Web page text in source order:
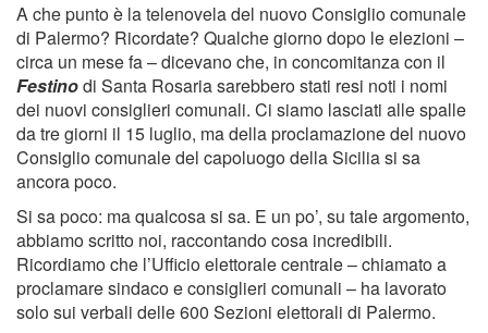
A che punto è la telenovela del nuovo Consiglio comunale
di Palermo? Ricordate? Qualche giorno dopo le elezioni –
circa un mese fa – dicevano che, in concomitanza con il
Festinodi Santa Rosaria sarebbero stati resi noti i nomi
dei nuovi consiglieri comunali. Ci siamo lasciati alle spalle
da tre giorni il 15 luglio, ma della proclamazione del nuovo
Consiglio comunale del capoluogo della Sicilia si sa
ancora poco.
Si sa poco: ma qualcosa si sa. E un po’, su tale argomento,
abbiamo scritto noi, raccontando cosa incredibili.
Ricordiamo che l’Ufficio elettorale centrale – chiamato a
proclamare sindaco e consiglieri comunali – ha lavorato
solo sui verbali delle 600 Sezioni elettorali di Palermo.